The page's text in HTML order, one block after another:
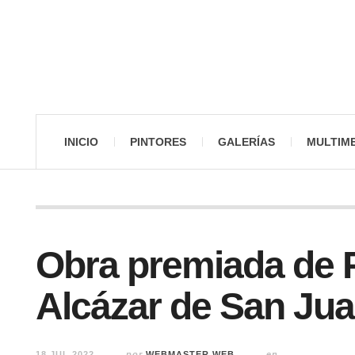
INICIO PINTORES GALERÍAS
Obra premiada de
Alcázar de San